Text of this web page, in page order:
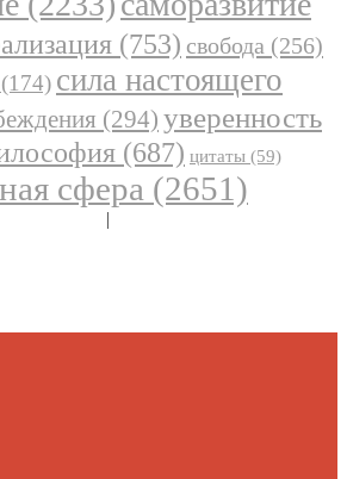
(753) свобода (256)
(174) сила настоящего
(294) уверенность
(687) цитаты (59)
сфера (2651)
|